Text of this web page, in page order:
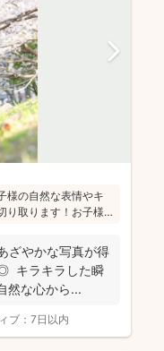
様の自然な表情やキ
り取ります！お子様
ただけるよう、そし
影をお心掛けている
ざやかな写真が得
キラキラした瞬
然な心から...
ブ： 7日以内